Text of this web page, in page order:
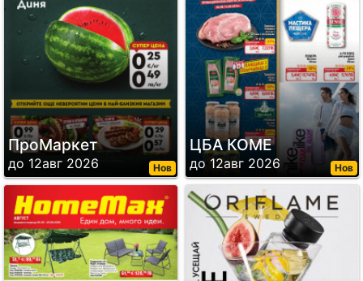
Нов
ПроМаркет
до 12авг 2026 Нов
ЦБА КОМЕ
до 12авг 2026